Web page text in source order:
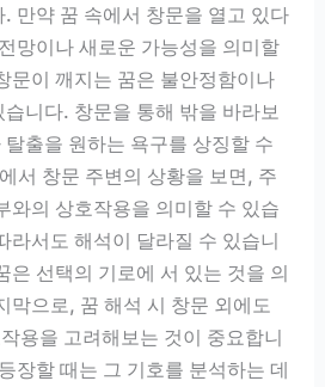
만약 꿈 속에서 창문을 열고 있다
망이나 새로운 가능성을 의미할
문이 깨지는 꿈은 불안정함이나
니다. 창문을 통해 밖을 바라보
출을 원하는 욕구를 상징할 수
서 창문 주변의 상황을 보면, 주
와의 상호작용을 의미할 수 있습
라서도 해석이 달라질 수 있습니
은 선택의 기로에 서 있는 것을 의
막으로, 꿈 해석 시 창문 외에도
용을 고려해보는 것이 중요합니
장할 때는 그 기호를 분석하는 데